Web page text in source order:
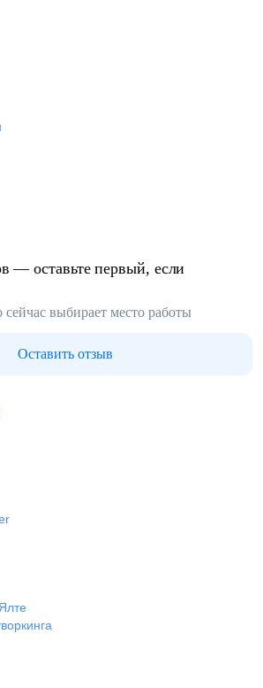
— оставьте первый, если
выбирает место работы
Оставить отзыв